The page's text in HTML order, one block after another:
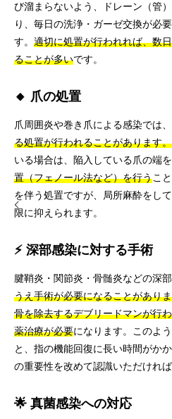
び溜まらないよう、ドレーン（管
り、毎日の洗浄・ガーゼ交換が必
す。 適切に処置が行われれば、数
ることが多いです。
🔸 爪の処置
爪周囲炎や巻き爪による感染では、
る処置が行われることがあります。
いる場合は、陥入している爪の端を
置（フェノール法など）を行うこ
を伴う処置ですが、局所麻酔をし
限に抑えられます。
⚡ 深部感染に対する手術
腱鞘炎・関節炎・骨髄炎などの深
うえ手術が必要になることがあり
骨を除去するデブリードマンが行
薬治療が必要になります。このよ
と、指の機能回復に長い時間がか
の重要性を改めて認識いただければ
🌟 真菌感染への対応